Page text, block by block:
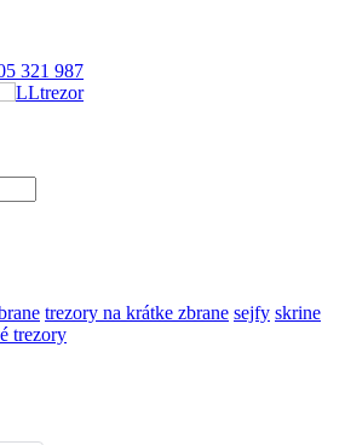
321 987
trezory na krátke zbrane sejfy skrine
trezory